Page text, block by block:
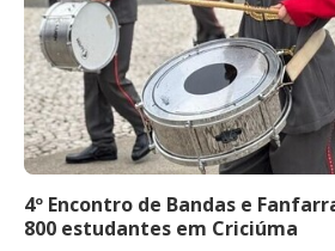
4º Encontro de Bandas e
800 estudantes em Criciúma